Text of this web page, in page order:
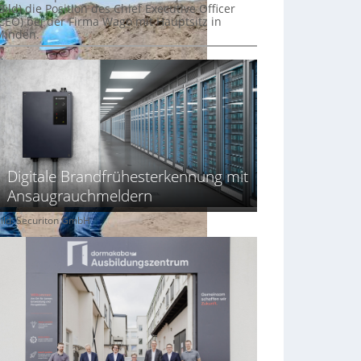
die Position des Chief Executive Officer
bei der Firma Wago mit Hauptsitz in
Digitale Brandfrühesterkennung mit
Ansaugrauchmeldern
Securiton GmbH